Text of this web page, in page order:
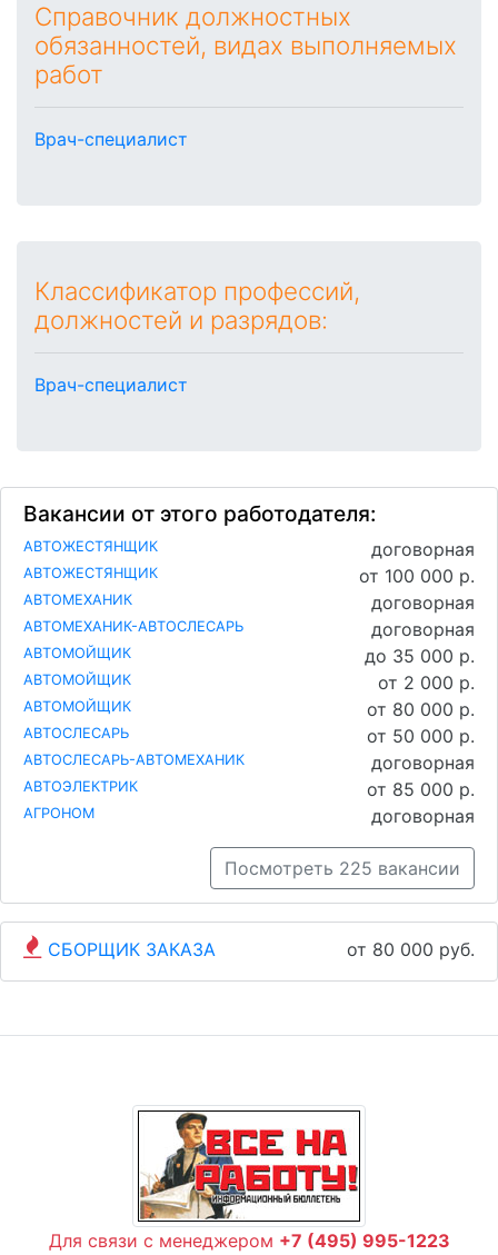
Справочник должностных
обязанностей, видах выполняемых
работ
Врач-специалист
Классификатор профессий,
должностей и разрядов:
Врач-специалист
Вакансии от этого работодателя:
АВТОЖЕСТЯНЩИК договорная
АВТОЖЕСТЯНЩИК от 100 000 р.
АВТОМЕХАНИК договорная
АВТОМЕХАНИК-АВТОСЛЕСАРЬ договорная
АВТОМОЙЩИК до 35 000 р.
АВТОМОЙЩИК от 2 000 р.
АВТОМОЙЩИК от 80 000 р.
АВТОСЛЕСАРЬ от 50 000 р.
АВТОСЛЕСАРЬ-АВТОМЕХАНИК договорная
АВТОЭЛЕКТРИК от 85 000 р.
АГРОНОМ договорная
Посмотреть 225 вакансии
СБОРЩИК ЗАКАЗА от 80 000 руб.
Для связи с менеджером +7 (495) 995-1223